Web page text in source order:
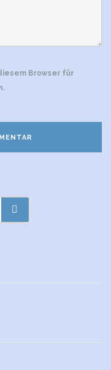
Browser für
SEARCH